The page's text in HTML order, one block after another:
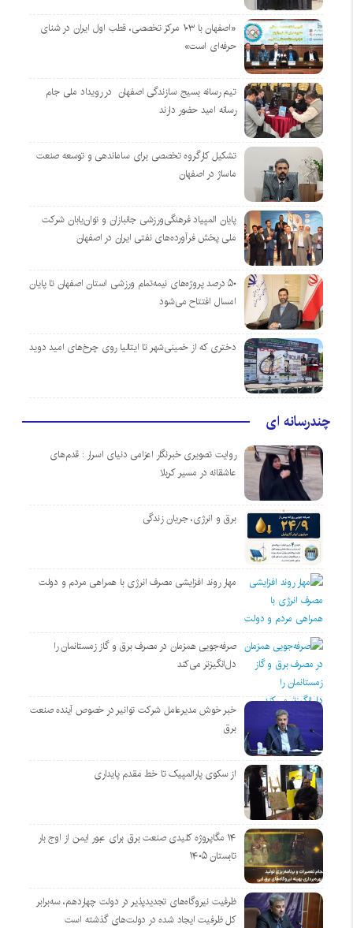
«اصفهان با ۱۰۳ مرکز تخصصی، قطب اول ایران در شنای
حرفه‌ای است»
تیم رسانه بسیج سازندگی اصفهان در رویداد ملی جام
رسانه امید حضور دارند
تشکیل کارگروه تخصصی برای ساماندهی و توسعه صنعت
ماساژ در اصفهان
پایان المپیاد فرهنگی‌ورزشی جانبازان و توان‌یابان شرکت
ملی پخش فرآورده‌های نفتی ایران در اصفهان
۵۰ درصد پروژه‌های نیمه‌تمام ورزشی استان اصفهان تا پایان
امسال افتتاح می‌شود
دختری که از خمینی‌شهر تا ایتالیا روی چرخ‌های امید دوید
چندرسانه ای
روایت تصویری خبرنگار اعزامی دنیای اسرار : قدم‌های
عاشقانه در مسیر کربلا
برق و انرژی، جریان زندگی
مهار روند افزایشی مصرف انرژی با همراهی مردم و دولت
صرفه‌جویی همزمان در مصرف برق و گاز زمستانمان را
دل‌انگیزتر می‌کند
خبر خوش مدیرعامل شرکت توانیر در خصوص آینده صنعت
برق
از سکوی پارالمپیک تا خط مقدم پایداری
۱۴ مگاپروژه‌ کلیدی صنعت برق برای عبور ایمن از اوج بار
تابستان ۱۴۰۵
ظرفیت نیروگاه‌های تجدیدپذیر در دولت چهاردهم، سه‌برابر
کل ظرفیت ایجاد شده در دولت‌های گذشته است